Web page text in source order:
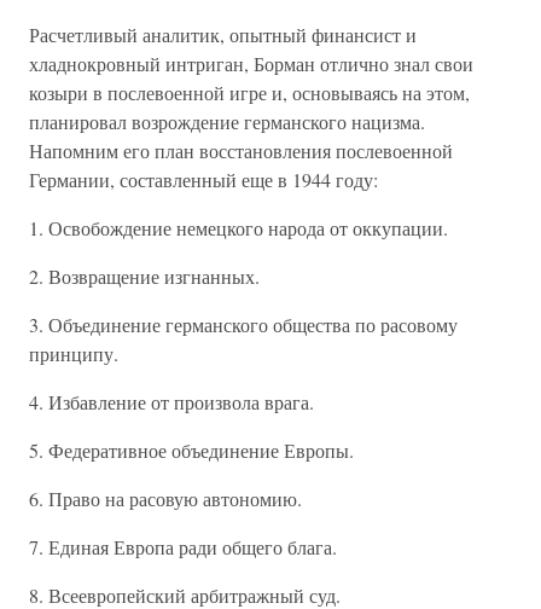
Расчетливый аналитик, опытный финансист и
хладнокровный интриган, Борман отлично знал свои
козыри в послевоенной игре и, основываясь на этом,
планировал возрождение германского нацизма.
Напомним его план восстановления послевоенной
Германии, составленный еще в 1944 году:
1. Освобождение немецкого народа от оккупации.
2. Возвращение изгнанных.
3. Объединение германского общества по расовому
принципу.
4. Избавление от произвола врага.
5. Федеративное объединение Европы.
6. Право на расовую автономию.
7. Единая Европа ради общего блага.
8. Всеевропейский арбитражный суд.